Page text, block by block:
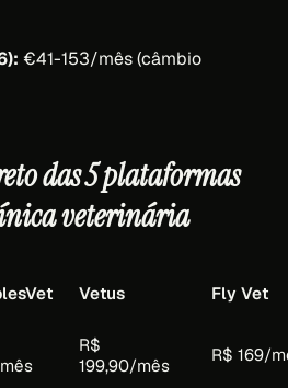
€41-153/mês (câmbio
das 5 plataformas
veterinária
Vetus Fly Vet
R$
199,90/mês
R$ 169/